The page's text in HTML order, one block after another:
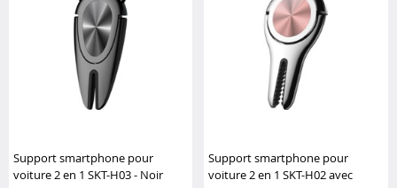
Support smartphone pour
voiture 2 en 1 SKT-H03 - Noir
Support smartphone pour
voiture 2 en 1 SKT-H02 avec